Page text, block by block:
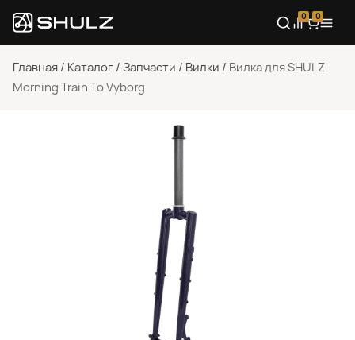
0 0
Главная / Каталог / Запчасти / Вилки / Вилка для SHULZ
Morning Train To Vyborg